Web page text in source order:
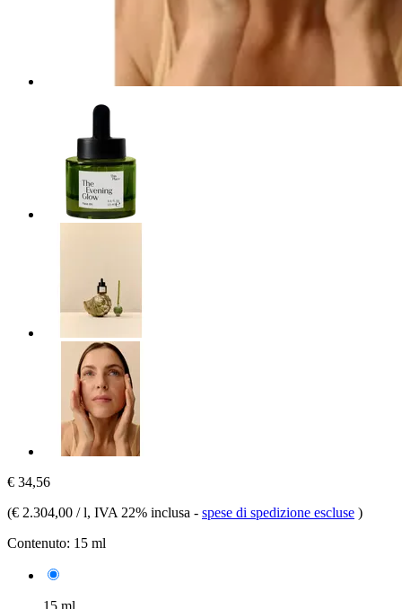
€ 34,56
(€ 2.304,00 / l, IVA 22% inclusa - spese di spedizione escluse )
Contenuto: 15 ml
15 ml